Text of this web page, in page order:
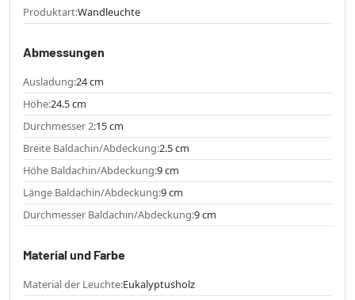
Produktart:Wandleuchte
Abmessungen
Ausladung:24 cm
Höhe:24.5 cm
Durchmesser 2:15 cm
Breite Baldachin/Abdeckung:2.5 cm
Höhe Baldachin/Abdeckung:9 cm
Länge Baldachin/Abdeckung:9 cm
Durchmesser Baldachin/Abdeckung:9 cm
Material und Farbe
Material der Leuchte:Eukalyptusholz